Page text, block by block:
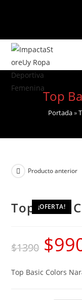
Top
Portada»
¡OFERTA!
Producto anterior
Top Basic
$1390 El
original
$
Top Basic Colors